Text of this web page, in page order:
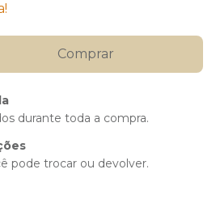
durante toda a compra.
pode trocar ou devolver.